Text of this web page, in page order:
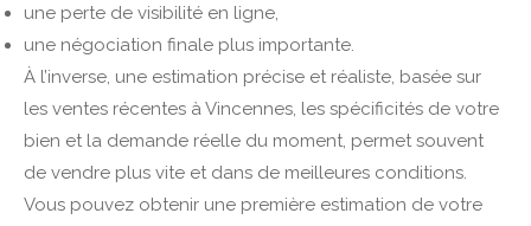
une perte de visibilité en ligne,
une négociation finale plus importante.
À l’inverse, une estimation précise et réaliste, basée sur
les ventes récentes à Vincennes, les spécificités de votre
bien et la demande réelle du moment, permet souvent
de vendre plus vite et dans de meilleures conditions.
Vous pouvez obtenir une première estimation de votre